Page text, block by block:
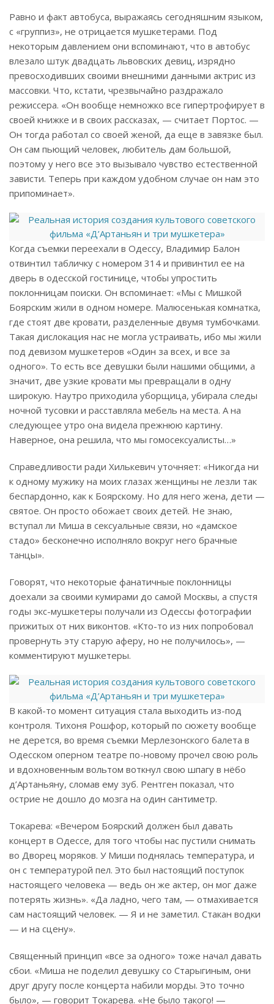
Равно и факт автобуса, выражаясь сегодняшним языком,
с «группиз», не отрицается мушкетерами. Под
некоторым давлением они вспоминают, что в автобус
влезало штук двадцать львовских девиц, изрядно
превосходивших своими внешними данными актрис из
массовки. Что, кстати, чрезвычайно раздражало
режиссера. «Он вообще немножко все гипертрофирует в
своей книжке и в своих рассказах, — считает Портос. —
Он тогда работал со своей женой, да еще в завязке был.
Он сам пьющий человек, любитель дам большой,
поэтому у него все это вызывало чувство естественной
зависти. Теперь при каждом удобном случае он нам это
припоминает».
Когда съемки переехали в Одессу, Владимир Балон
отвинтил табличку с номером 314 и привинтил ее на
дверь в одесской гостинице, чтобы упростить
поклонницам поиски. Он вспоминает: «Мы с Мишкой
Боярским жили в одном номере. Малюсенькая комнатка,
где стоят две кровати, разделенные двумя тумбочками.
Такая дислокация нас не могла устраивать, ибо мы жили
под девизом мушкетеров «Один за всех, и все за
одного». То есть все девушки были нашими общими, а
значит, две узкие кровати мы превращали в одну
широкую. Наутро приходила уборщица, убирала следы
ночной тусовки и расставляла мебель на места. А на
следующее утро она видела прежнюю картину.
Наверное, она решила, что мы гомосексуалисты…»
Справедливости ради Хилькевич уточняет: «Никогда ни
к одному мужику на моих глазах женщины не лезли так
беспардонно, как к Боярскому. Но для него жена, дети —
святое. Он просто обожает своих детей. Не знаю,
вступал ли Миша в сексуальные связи, но «дамское
стадо» бесконечно исполняло вокруг него брачные
танцы».
Говорят, что некоторые фанатичные поклонницы
доехали за своими кумирами до самой Москвы, а спустя
годы экс-мушкетеры получали из Одессы фотографии
прижитых от них виконтов. «Кто-то из них попробовал
провернуть эту старую аферу, но не получилось», —
комментируют мушкетеры.
В какой-то момент ситуация стала выходить из-под
контроля. Тихоня Рошфор, который по сюжету вообще
не дерется, во время съемки Мерлезонского балета в
Одесском оперном театре по-новому прочел свою роль
и вдохновенным вольтом воткнул свою шпагу в нёбо
д’Артаньяну, сломав ему зуб. Рентген показал, что
острие не дошло до мозга на один сантиметр.
Токарева: «Вечером Боярский должен был давать
концерт в Одессе, для того чтобы нас пустили снимать
во Дворец моряков. У Миши поднялась температура, и
он с температурой пел. Это был настоящий поступок
настоящего человека — ведь он же актер, он мог даже
потерять жизнь». «Да ладно, чего там, — отмахивается
сам настоящий человек. — Я и не заметил. Стакан водки
— и на сцену».
Священный принцип «все за одного» тоже начал давать
сбои. «Миша не поделил девушку со Старыгиным, они
друг другу после концерта набили морды. Это точно
было», — говорит Токарева. «Не было такого! —